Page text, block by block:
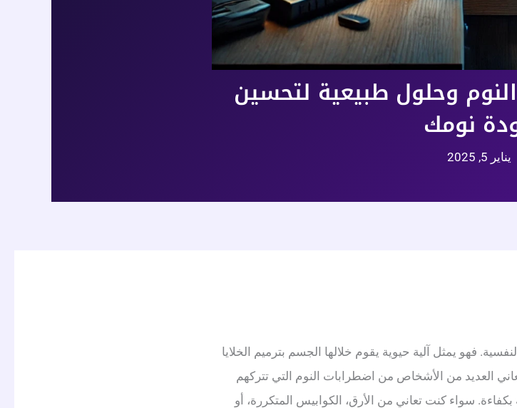
النوم وحلول طبيعية لتحسين
نومك
يناير 5, 2025
فهو يمثل آلية حيوية يقوم خلالها الجسم بترميم الخلايا
العديد من الأشخاص من اضطرابات النوم التي تتركهم
سواء كنت تعاني من الأرق، الكوابيس المتكررة، أو